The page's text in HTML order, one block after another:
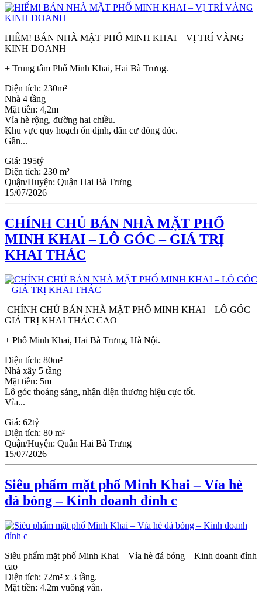
HIẾM! BÁN NHÀ MẶT PHỐ MINH KHAI – VỊ TRÍ VÀNG
KINH DOANH
+ Trung tâm Phố Minh Khai, Hai Bà Trưng.
Diện tích: 230m²
Nhà 4 tầng
Mặt tiền: 4,2m
Vỉa hè rộng, đường hai chiều.
Khu vực quy hoạch ổn định, dân cư đông đúc.
Gần...
Giá: 195tỷ
Diện tích: 230 m²
Quận/Huyện: Quận Hai Bà Trưng
15/07/2026
CHÍNH CHỦ BÁN NHÀ MẶT PHỐ
MINH KHAI – LÔ GÓC – GIÁ TRỊ
KHAI THÁC
CHÍNH CHỦ BÁN NHÀ MẶT PHỐ MINH KHAI – LÔ GÓC –
GIÁ TRỊ KHAI THÁC CAO
+ Phố Minh Khai, Hai Bà Trưng, Hà Nội.
Diện tích: 80m²
Nhà xây 5 tầng
Mặt tiền: 5m
Lô góc thoáng sáng, nhận diện thương hiệu cực tốt.
Vỉa...
Giá: 62tỷ
Diện tích: 80 m²
Quận/Huyện: Quận Hai Bà Trưng
15/07/2026
Siêu phẩm mặt phố Minh Khai – Vỉa hè
đá bóng – Kinh doanh đỉnh c
Siêu phẩm mặt phố Minh Khai – Vỉa hè đá bóng – Kinh doanh đỉnh
cao
Diện tích: 72m² x 3 tầng.
Mặt tiền: 4.2m vuông vắn.